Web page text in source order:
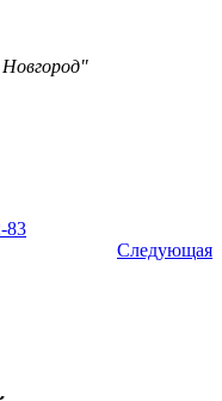
83
Следующая